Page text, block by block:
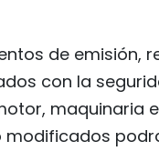
de emisión,
con la
maquinaria